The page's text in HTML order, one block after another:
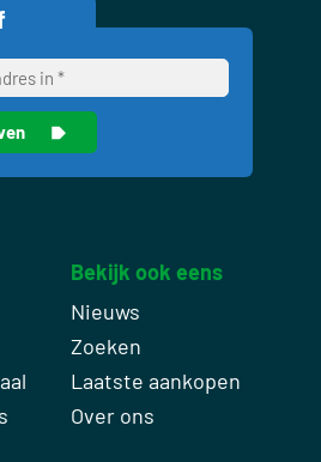
Bekijk ook eens
Nieuws
Zoeken
Laatste aankopen
Over ons